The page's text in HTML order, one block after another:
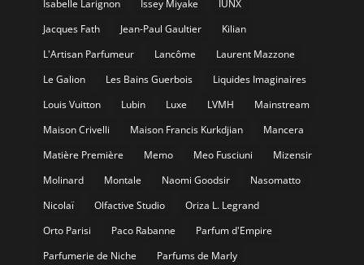
Isabelle Larignon
Issey Miyake
IUNX
Jacques Fath
Jean-Paul Gaultier
Kilian
L'Artisan Parfumeur
Lancôme
Laurent Mazzone
Le Galion
Les Bains Guerbois
Liquides Imaginaires
Louis Vuitton
Lubin Luxe LVMH
Mainstream
Maison Crivelli
Maison Francis Kurkdjian
Mancera
Matière Première
Memo Meo Fusciuni
Mizensir
Molinard
Montale Naomi Goodsir
Nasomatto
Nicolaï
Olfactive Studio
Oriza L. Legrand
Orto Parisi
Paco Rabanne
Parfum d'Empire
Parfumerie de Niche
Parfums de Marly